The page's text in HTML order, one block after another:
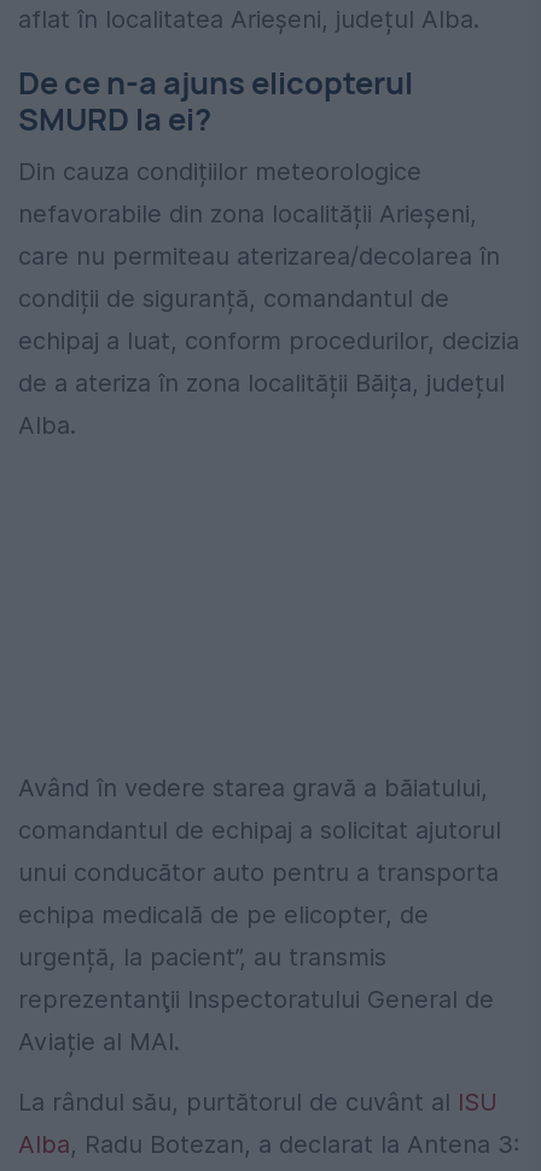
aflat în localitatea Arieșeni, județul Alba.
De ce n-a ajuns elicopterul
SMURD la ei?
Din cauza condițiilor meteorologice
nefavorabile din zona localității Arieșeni,
care nu permiteau aterizarea/decolarea în
condiții de siguranță, comandantul de
echipaj a luat, conform procedurilor, decizia
de a ateriza în zona localității Băița, județul
Alba.
Având în vedere starea gravă a băiatului,
comandantul de echipaj a solicitat ajutorul
unui conducător auto pentru a transporta
echipa medicală de pe elicopter, de
urgență, la pacient”, au transmis
reprezentanţii Inspectoratului General de
Aviație al MAI.
La rândul său, purtătorul de cuvânt al ISU
Alba, Radu Botezan, a declarat la Antena 3: